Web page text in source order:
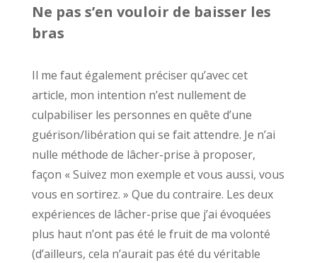
Ne pas s’en vouloir de baisser les
bras
Il me faut également préciser qu’avec cet
article, mon intention n’est nullement de
culpabiliser les personnes en quête d’une
guérison/libération qui se fait attendre. Je n’ai
nulle méthode de lâcher-prise à proposer,
façon « Suivez mon exemple et vous aussi, vous
vous en sortirez. » Que du contraire. Les deux
expériences de lâcher-prise que j’ai évoquées
plus haut n’ont pas été le fruit de ma volonté
(d’ailleurs, cela n’aurait pas été du véritable